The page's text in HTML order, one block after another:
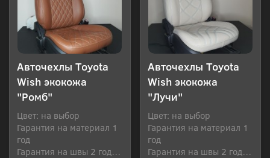
Авточехлы Toyota
Wish экокожа
"Ромб"
Цвет: на выбор
Гарантия на материал 1
год
Гарантия на швы 2 года
Авточехлы Toyota
Wish экокожа
"Лучи"
Цвет: на выбор
Гарантия на материал 1
год
Гарантия на швы 2 года